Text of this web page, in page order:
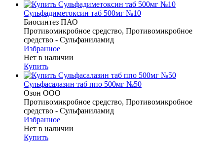
Сульфадиметоксин таб 500мг №10
Биосинтез ПАО
Противомикробное средство, Противомикробное
средство - Сульфаниламид
Избранное
Нет в наличии
Купить
Сульфасалазин таб ппо 500мг №50
Озон ООО
Противомикробное средство, Противомикробное
средство - Сульфаниламид
Избранное
Нет в наличии
Купить